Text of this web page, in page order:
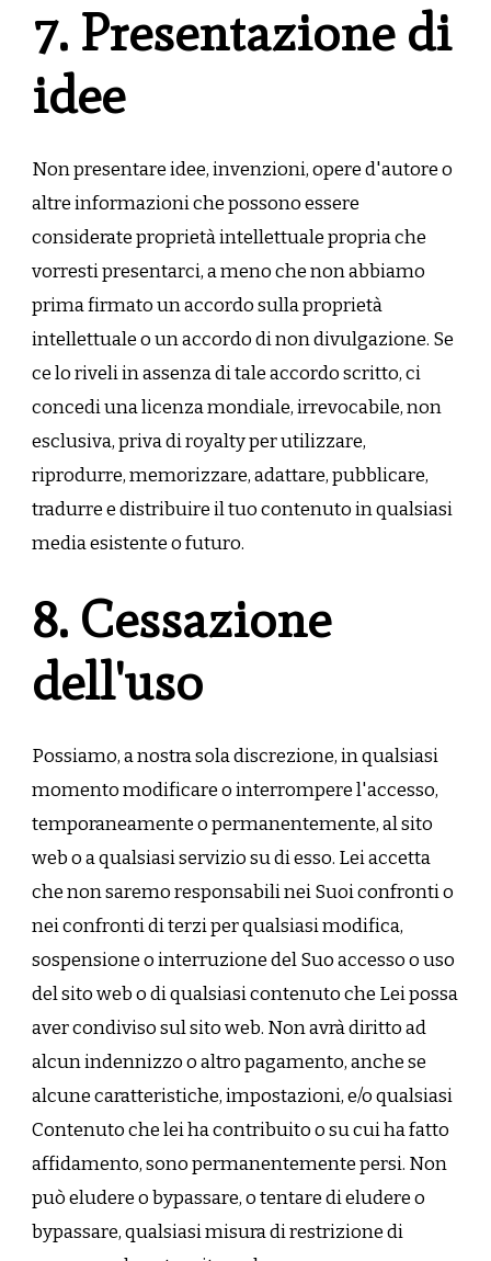
7. Presentazione di
idee
Non presentare idee, invenzioni, opere d'autore o
altre informazioni che possono essere
considerate proprietà intellettuale propria che
vorresti presentarci, a meno che non abbiamo
prima firmato un accordo sulla proprietà
intellettuale o un accordo di non divulgazione. Se
ce lo riveli in assenza di tale accordo scritto, ci
concedi una licenza mondiale, irrevocabile, non
esclusiva, priva di royalty per utilizzare,
riprodurre, memorizzare, adattare, pubblicare,
tradurre e distribuire il tuo contenuto in qualsiasi
media esistente o futuro.
8. Cessazione
dell'uso
Possiamo, a nostra sola discrezione, in qualsiasi
momento modificare o interrompere l'accesso,
temporaneamente o permanentemente, al sito
web o a qualsiasi servizio su di esso. Lei accetta
che non saremo responsabili nei Suoi confronti o
nei confronti di terzi per qualsiasi modifica,
sospensione o interruzione del Suo accesso o uso
del sito web o di qualsiasi contenuto che Lei possa
aver condiviso sul sito web. Non avrà diritto ad
alcun indennizzo o altro pagamento, anche se
alcune caratteristiche, impostazioni, e/o qualsiasi
Contenuto che lei ha contribuito o su cui ha fatto
affidamento, sono permanentemente persi. Non
può eludere o bypassare, o tentare di eludere o
bypassare, qualsiasi misura di restrizione di